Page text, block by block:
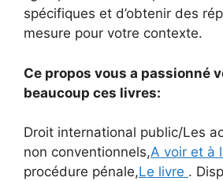
spécifiques et d’obtenir des
mesure pour votre contexte.
Ce propos vous a passionné
beaucoup ces livres:
Droit international public/Les
non conventionnels,A voir et à
procédure pénale,Le livre .